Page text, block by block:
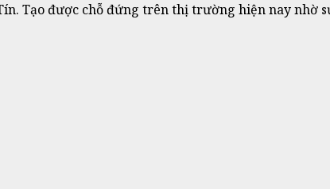
Tạo được chỗ đứng trên thị trường hiện nay nhờ